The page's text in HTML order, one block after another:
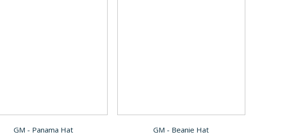
GM - Panama Hat GM - Beanie Hat